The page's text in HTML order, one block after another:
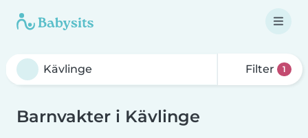
Filter 1
Barnvakter i Kävlinge